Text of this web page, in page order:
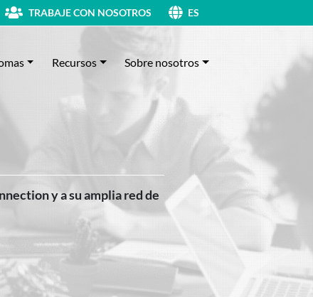
TRABAJE CON NOSOTROS ES
Recursos Sobre nosotros
y a su amplia red de